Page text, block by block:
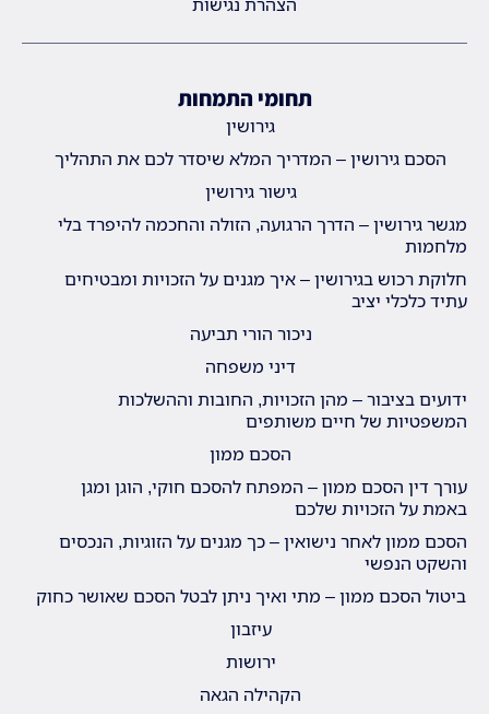
תחומי התמחות
גירושין
הסכם גירושין – המדריך המלא שיסדר לכם את התהליך
גישור גירושין
מגשר גירושין – הדרך הרגועה, הזולה והחכמה להיפרד בלי
מלחמות
חלוקת רכוש בגירושין – איך מגנים על הזכויות ומבטיחים
עתיד כלכלי יציב
ניכור הורי תביעה
דיני משפחה
ידועים בציבור – מהן הזכויות, החובות וההשלכות
המשפטיות של חיים משותפים
הסכם ממון
עורך דין הסכם ממון – המפתח להסכם חוקי, הוגן ומגן
באמת על הזכויות שלכם
הסכם ממון לאחר נישואין – כך מגנים על הזוגיות, הנכסים
והשקט הנפשי
ביטול הסכם ממון – מתי ואיך ניתן לבטל הסכם שאושר כחוק
עיזבון
ירושות
הקהילה הגאה